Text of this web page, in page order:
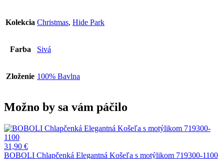
Kolekcia Christmas, Hide Park
Farba Sivá
Zloženie 100% Bavlna
Možno by sa vám páčilo
31,90 €
BOBOLI Chlapčenká Elegantná Košeľa s motýlikom 719300-1100